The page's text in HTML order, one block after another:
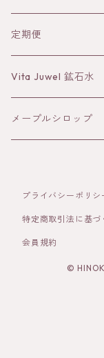
蒸留水
バーム
クレイ
定期便
Vita Juwel 鉱石水
メープルシロップ
プライバシーポリシ
特定商取引法に基づ
会員規約
©